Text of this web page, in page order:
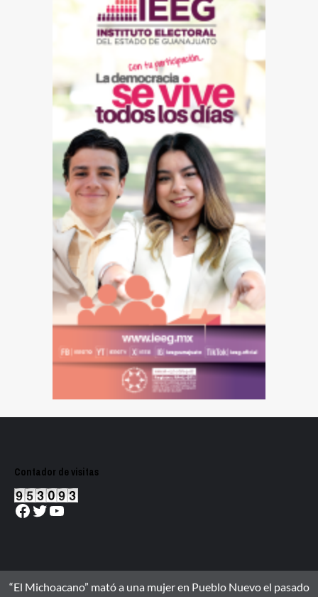
Contador de visitas
Facebook
Twitter
YouTube
“El Michoacano” mató a una mujer en Pueblo Nuevo el pasado